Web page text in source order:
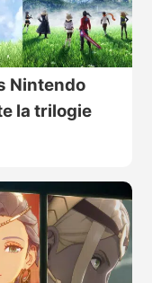
Nintendo
la trilogie